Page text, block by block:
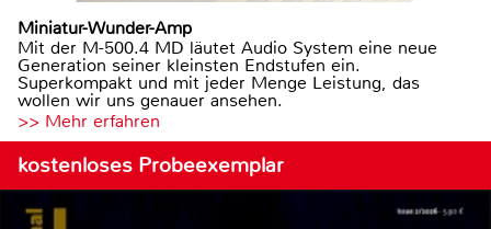
Miniatur-Wunder-Amp
Mit der M-500.4 MD läutet Audio System eine neue
Generation seiner kleinsten Endstufen ein.
Superkompakt und mit jeder Menge Leistung, das
wollen wir uns genauer ansehen.
>> Mehr erfahren
kostenloses Probeexemplar